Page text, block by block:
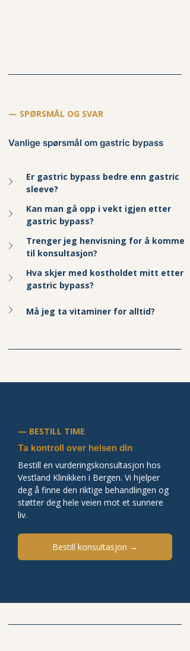
— SPØRSMÅL OG SVAR
Vanlige spørsmål om gastric bypass
Er gastric bypass bedre enn gastric
sleeve?
Kan man gå opp i vekt igjen etter
gastric bypass?
Trenger jeg henvisning for å komme
til konsultasjon?
Hva skjer med kostholdet mitt etter
gastric bypass?
Må jeg ta vitaminer for alltid?
— BESTILL TIME
Ta kontroll over helsen din
Bestill en vurderingskonsultasjon hos
Vestland Klinikken i Bergen. Vi hjelper
deg å finne den riktige behandlingen og
støtter deg hele veien mot et sunnere
liv.
Bestill konsultasjon →